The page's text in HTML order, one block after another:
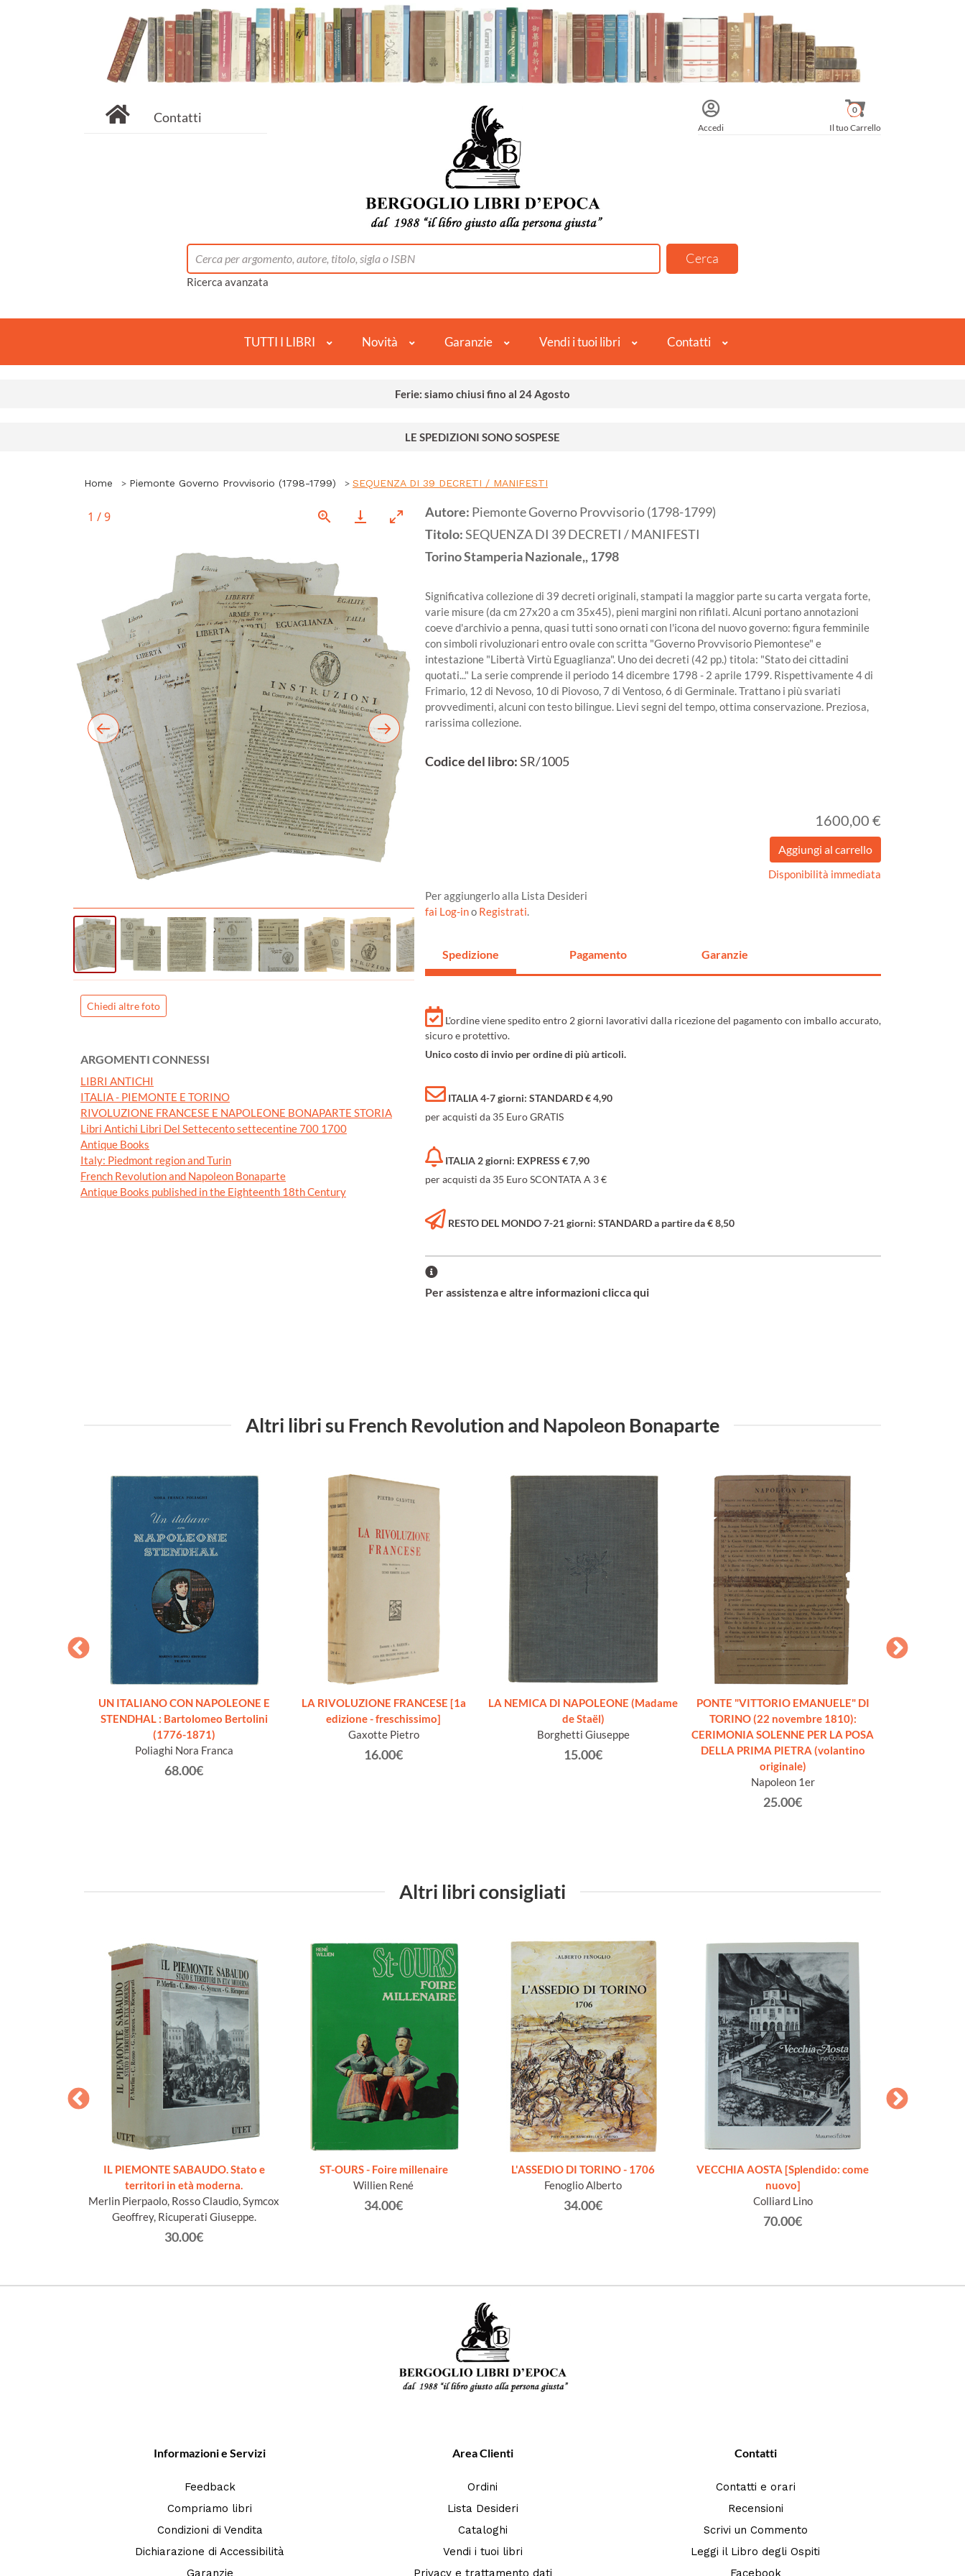
Contatti
Accedi Il tuo Carrello
0
Ricerca avanzata
TUTTI I LIBRI Novità Garanzie Vendi i tuoi libri Contatti
Ferie: siamo chiusi fino al 24 Agosto
LE SPEDIZIONI SONO SOSPESE
Home Piemonte Governo Provvisorio (1798-1799) SEQUENZA DI 39 DECRETI / MANIFESTI
1 /9
Chiedi altre foto
ARGOMENTI CONNESSI
LIBRI ANTICHI
ITALIA - PIEMONTE E TORINO
RIVOLUZIONE FRANCESE E NAPOLEONE BONAPARTE STORIA
Libri Antichi Libri Del Settecento settecentine 700 1700
Antique Books
Italy: Piedmont region and Turin
French Revolution and Napoleon Bonaparte
Antique Books published in the Eighteenth 18th Century
Autore: Piemonte Governo Provvisorio (1798-1799)
Titolo:SEQUENZA DI 39 DECRETI / MANIFESTI
TorinoStamperia Nazionale,,1798
Significativa collezione di 39 decreti originali, stampati la maggior parte su carta vergata forte,
varie misure (da cm 27x20 a cm 35x45), pieni margini non rifilati. Alcuni portano annotazioni
coeve d'archivio a penna, quasi tutti sono ornati con l'icona del nuovo governo: figura femminile
con simboli rivoluzionari entro ovale con scritta "Governo Provvisorio Piemontese" e
intestazione "Libertà Virtù Eguaglianza". Uno dei decreti (42 pp.) titola: "Stato dei cittadini
quotati..." La serie comprende il periodo 14 dicembre 1798 - 2 aprile 1799. Rispettivamente 4 di
Frimario, 12 di Nevoso, 10 di Piovoso, 7 di Ventoso, 6 di Germinale. Trattano i più svariati
provvedimenti, alcuni con testo bilingue. Lievi segni del tempo, ottima conservazione. Preziosa,
rarissima collezione.
Codice del libro:SR/1005
1600,00 €
Disponibilità immediata
Per aggiungerlo alla Lista Desideri
fai Log-ino Registrati.
Spedizione Pagamento Garanzie
L'ordine viene spedito entro 2 giorni lavorativi dalla ricezione del pagamento con imballo accurato,
sicuro e protettivo.
Unico costo di invio per ordine di più articoli.
ITALIA 4-7 giorni: STANDARD € 4,90
per acquisti da 35 Euro GRATIS
ITALIA 2 giorni: EXPRESS € 7,90
per acquisti da 35 Euro SCONTATA A 3 €
RESTO DEL MONDO 7-21 giorni: STANDARD a partire da € 8,50
Per assistenza e altre informazioni clicca qui
Altri libri su French Revolution and Napoleon Bonaparte
UN ITALIANO CON NAPOLEONE E
STENDHAL : Bartolomeo Bertolini
(1776-1871)
Poliaghi Nora Franca
68.00€
LA RIVOLUZIONE FRANCESE [1a
edizione - freschissimo]
Gaxotte Pietro
16.00€
LA NEMICA DI NAPOLEONE (Madame
de Staël)
Borghetti Giuseppe
15.00€
PONTE "VITTORIO EMANUELE" DI
TORINO (22 novembre 1810):
CERIMONIA SOLENNE PER LA POSA
DELLA PRIMA PIETRA (volantino
originale)
Napoleon 1er
25.00€
Altri libri consigliati
IL PIEMONTE SABAUDO. Stato e
territori in età moderna.
Merlin Pierpaolo, Rosso Claudio, Symcox
Geoffrey, Ricuperati Giuseppe.
30.00€
ST-OURS - Foire millenaire
Willien René
34.00€
L'ASSEDIO DI TORINO - 1706
Fenoglio Alberto
34.00€
VECCHIA AOSTA [Splendido: come
nuovo]
Colliard Lino
70.00€
Informazioni e Servizi
Feedback
Compriamo libri
Condizioni di Vendita
Dichiarazione di Accessibilità
Garanzie
Area Clienti
Ordini
Lista Desideri
Cataloghi
Vendi i tuoi libri
Privacy e trattamento dati
Contatti
Contatti e orari
Recensioni
Scrivi un Commento
Leggi il Libro degli Ospiti
Facebook